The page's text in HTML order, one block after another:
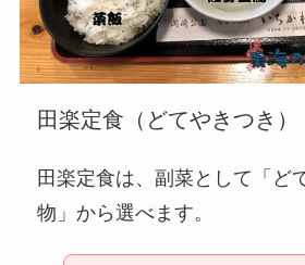
田楽定食（どてやきつき）
田楽定食は、副菜として「ど
物」から選べます。